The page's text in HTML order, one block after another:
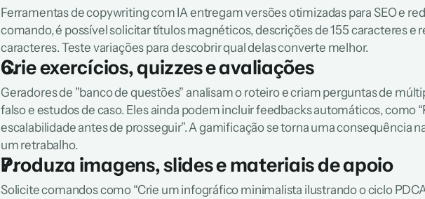
Ferramentas de copywriting com IA entregam versões otimizadas para SEO e
comando, é possível solicitar títulos magnéticos, descrições de 155 caracteres e
caracteres. Teste variações para descobrir qual delas converte melhor.
Crie exercícios, quizzes e avaliações
Geradores de "banco de questões" analisam o roteiro e criam perguntas de
falso e estudos de caso. Eles ainda podem incluir feedbacks automáticos, como
escalabilidade antes de prosseguir”. A gamificação se torna uma consequência
um retrabalho.
Produza imagens, slides e materiais de apoio
Solicite comandos como “Crie um infográfico minimalista ilustrando o ciclo